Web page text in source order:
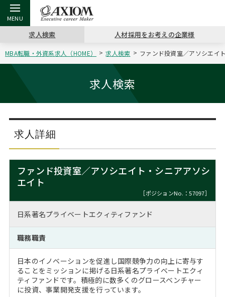
戻る
アクシアムの特長
戻る
コンサ
サービス案内
戻る
キャリ
コンサルタントの紹介
戻る
キャリア支援 TOP
キャリアデザイン講座
（最新求人市場動向）
戻る
MBAの
ステージ別アドバイス
MBAの転職事例
MBA留学生数の推移
戻る
日本か
インターン受入企業一覧
MBAを生かす求人特集
年齢と年収の相関図
戻る
転職ツール TOP
英文レジュメの書き方
戻る
パワー
職務経歴書の書き方
よくある面接Q&A集
戻る
転職コラム TOP
“展”職相談室
転職市場の明日をよめ
転職成功への4つの鍵
戻る
イベント・セミナー TOP
ジョブフェア
キャリアデザインセミナー
キャリアフォーラム
MBA NETWORKING
戻る
会社概要 TOP
沿革
主なクライアント
採用情報
求人検索 人材採用をお考えの企業様
MBA転職・外資系求人（HOME） 求人検索 ファンド投資室／アソシエイ
求人検索
求人詳細
ファンド投資室／アソシエイト・シニアアソシ
エイト
［ポジションNo.：57097］
日系著名プライベートエクィティファンド
職務職責
日本のイノベーションを促進し国際競争力の向上に寄与す
ることをミッションに掲げる日系著名プライベートエクィ
ティファンドです。積極的に数多くのグロースベンチャー
に投資、事業開発支援を行っています。